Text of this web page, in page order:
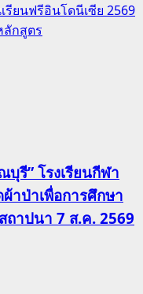
รียนฟรีอินโดนีเซีย 2569
กสูตร
รี” โรงเรียนกีฬา
าป่าเพื่อการศึกษา
าปนา 7 ส.ค. 2569